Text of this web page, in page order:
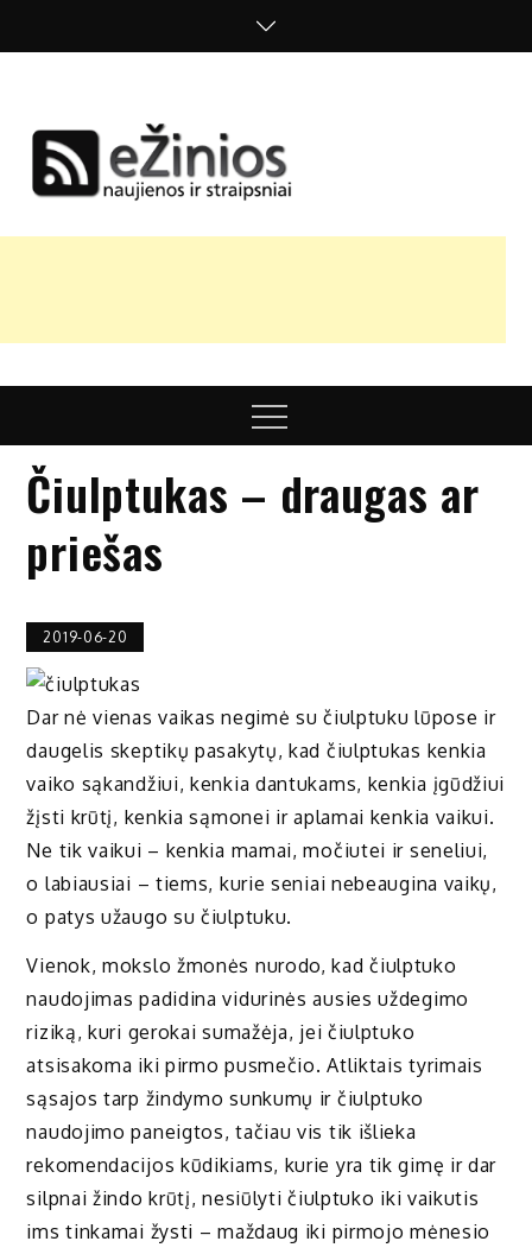
nuomonės
Menu
Čiulptukas – draugas ar
priešas
2019-06-20
Dar nė vienas vaikas negimė su čiulptuku lūpose ir
daugelis skeptikų pasakytų, kad čiulptukas kenkia
vaiko sąkandžiui, kenkia dantukams, kenkia įgūdžiui
žįsti krūtį, kenkia sąmonei ir aplamai kenkia vaikui.
Ne tik vaikui – kenkia mamai, močiutei ir seneliui,
o labiausiai – tiems, kurie seniai nebeaugina vaikų,
o patys užaugo su čiulptuku.
Vienok, mokslo žmonės nurodo, kad čiulptuko
naudojimas padidina vidurinės ausies uždegimo
riziką, kuri gerokai sumažėja, jei čiulptuko
atsisakoma iki pirmo pusmečio. Atliktais tyrimais
sąsajos tarp žindymo sunkumų ir čiulptuko
naudojimo paneigtos, tačiau vis tik išlieka
rekomendacijos kūdikiams, kurie yra tik gimę ir dar
silpnai žindo krūtį, nesiūlyti čiulptuko iki vaikutis
ims tinkamai žysti – maždaug iki pirmojo mėnesio